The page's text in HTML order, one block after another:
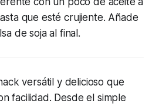
que esté crujiente. Añade
de soja al final.
versátil y delicioso que
facilidad. Desde el simple